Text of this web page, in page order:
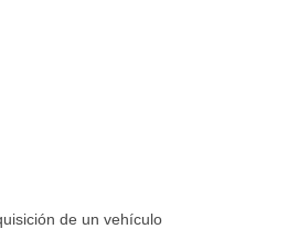
de un vehículo